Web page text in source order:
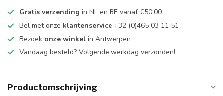
Gratis verzending in NL en BE vanaf €50,00
Bel met onze klantenservice +32 (0)465 03 11 51
Bezoek onze winkel in Antwerpen
Vandaag besteld? Volgende werkdag verzonden!
Productomschrijving